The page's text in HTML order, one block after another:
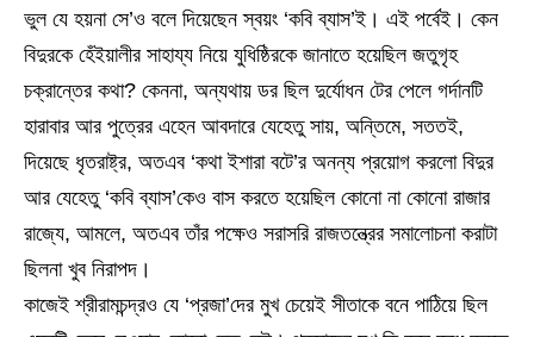
ভুল যে হয়না সে’ও বলে দিয়েছেন স্বয়ং ‘কবি ব্যাস’ই। এই পর্বেই। কেন
বিদুরকে হেঁইয়ালীর সাহায্য নিয়ে যুধিষ্ঠিরকে জানাতে হয়েছিল জতুগৃহ
চক্রান্তের কথা? কেননা, অন্যথায় ডর ছিল দুর্যোধন টের পেলে গর্দানটি
হারাবার আর পুত্রের এহেন আবদারে যেহেতু সায়, অন্তিমে, সততই,
দিয়েছে ধৃতরাষ্ট্র, অতএব ‘কথা ইশারা বটে’র অনন্য প্রয়োগ করলো বিদুর
আর যেহেতু ‘কবি ব্যাস’কেও বাস করতে হয়েছিল কোনো না কোনো রাজার
রাজ্যে, আমলে, অতএব তাঁর পক্ষেও সরাসরি রাজতন্ত্রের সমালোচনা করাটা
ছিলনা খুব নিরাপদ।
কাজেই শ্রীরামচন্দ্রও যে ‘প্রজা’দের মুখ চেয়েই সীতাকে বনে পাঠিয়ে ছিল